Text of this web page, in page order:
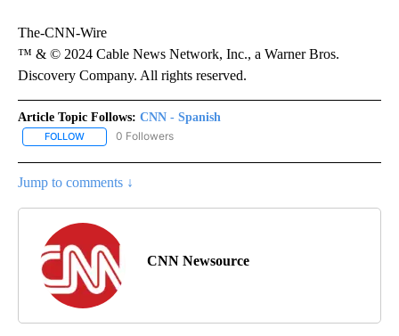
The-CNN-Wire
™ & © 2024 Cable News Network, Inc., a Warner Bros.
Discovery Company. All rights reserved.
Article Topic Follows: CNN - Spanish
FOLLOW FOLLOW "CNN - SPANISH" TO RECEIVE NOTIFICATIONS ABOUT
0 Followers
Jump to comments ↓
CNN Newsource